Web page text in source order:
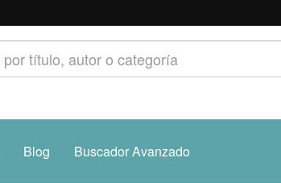
Blog Buscador Avanzado